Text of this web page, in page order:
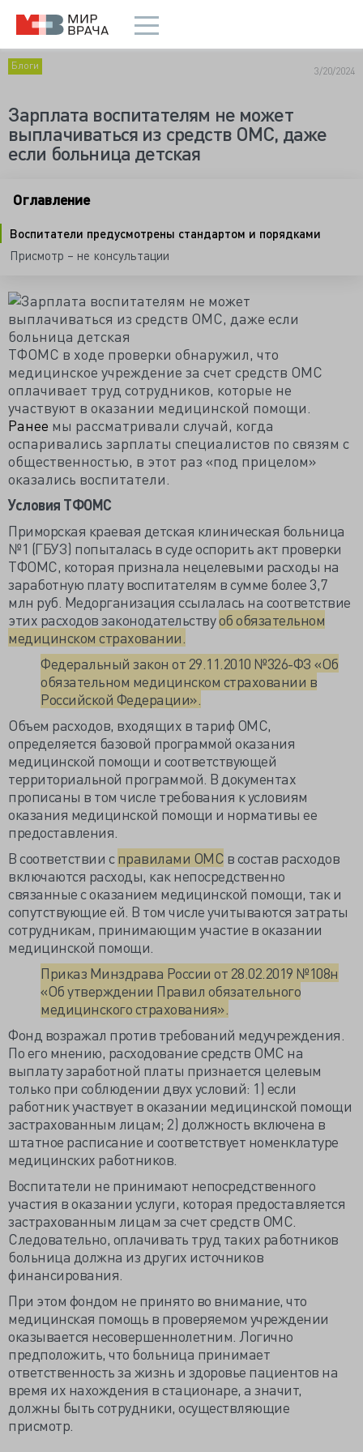
Блоги 3/20/2024
Зарплата воспитателям не может
выплачиваться из средств ОМС, даже
если больница детская
Оглавление
Воспитатели предусмотрены стандартом и порядками
Присмотр – не консультации
ТФОМС в ходе проверки обнаружил, что
медицинское учреждение за счет средств ОМС
оплачивает труд сотрудников, которые не
участвуют в оказании медицинской помощи.
Ранее мы рассматривали случай, когда
оспаривались зарплаты специалистов по связям с
общественностью, в этот раз «под прицелом»
оказались воспитатели.
Условия ТФОМС
Приморская краевая детская клиническая больница
№1 (ГБУЗ) попыталась в суде оспорить акт проверки
ТФОМС, которая признала нецелевыми расходы на
заработную плату воспитателям в сумме более 3,7
млн руб. Медорганизация ссылалась на соответствие
этих расходовзаконодательствуоб обязательном
медицинском страховании.
Федеральный закон от 29.11.2010 №326-ФЗ «Об
обязательном медицинском страховании в
Российской Федерации».
Объем расходов, входящих в тариф ОМС,
определяется базовой программой оказания
медицинской помощи и соответствующей
территориальной программой. В документах
прописаны в том числе требования к условиям
оказания медицинской помощи и нормативы ее
предоставления.
В соответствии с правилами ОМС в состав расходов
включаются расходы, как непосредственно
связанные с оказанием медицинской помощи, так и
сопутствующие ей. В том числе учитываются затраты
сотрудникам, принимающим участие в оказании
медицинской помощи.
Приказ Минздрава России от 28.02.2019 №108н
«Об утверждении Правил обязательного
медицинского страхования».
Фонд возражал против требований медучреждения.
По его мнению, расходование средств ОМС на
выплату заработной платы признается целевым
только при соблюдении двух условий: 1) если
работник участвует в оказании медицинской помощи
застрахованным лицам; 2) должность включена в
штатное расписание и соответствует номенклатуре
медицинских работников.
Воспитатели не принимают непосредственного
участия в оказании услуги, которая предоставляется
застрахованным лицам за счет средств ОМС.
Следовательно, оплачивать труд таких работников
больница должна из других источников
финансирования.
При этом фондом не принято во внимание, что
медицинская помощь в проверяемом учреждении
оказывается несовершеннолетним. Логично
предположить, что больница принимает
ответственность за жизнь и здоровье пациентов на
время их нахождения в стационаре, а значит,
должны быть сотрудники, осуществляющие
присмотр.